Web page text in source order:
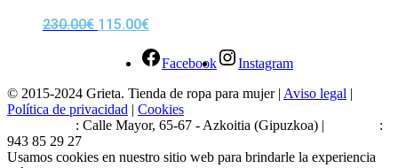
230.00€ 115.00€
Facebook
Instagram
© 2015-2024 Grieta. Tienda de ropa para mujer | Aviso legal |
Política de privacidad | Cookies
: Calle Mayor, 65-67 - Azkoitia (Gipuzkoa) |
:
943 85 29 27
Usamos cookies en nuestro sitio web para brindarle la experiencia